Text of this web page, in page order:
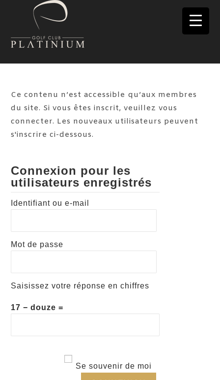
MENU
Ce contenu n’est accessible qu’aux membres
du site. Si vous êtes inscrit, veuillez vous
connecter. Les nouveaux utilisateurs peuvent
s'inscrire ci-dessous.
Connexion pour les
utilisateurs enregistrés
Identifiant ou e-mail
Mot de passe
Saisissez votre réponse en chiffres
17 − douze =
Se souvenir de moi